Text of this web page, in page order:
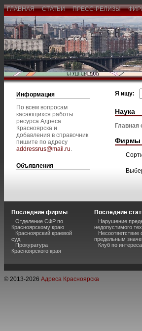
ГЛАВНАЯ СТАТЬИ ПРЕСС-РЕЛИЗЫ
Информация
По всем вопросам
касающихся работы
ресурса Адреса
Красноярска и
добавления в справочник
пишите по адресу
addressrus@mail.ru.
Объявления
Я ищу:
Наука
Главная
Фирмы
Последние фирмы
Отделение СФР по
Красноярскому краю
Красноярский краевой
суд
Прокуратура
Красноярского края
Последние
Нарушение
недопустимого
предельным
Клуб по
© 2013-2026 Адреса Красноярска